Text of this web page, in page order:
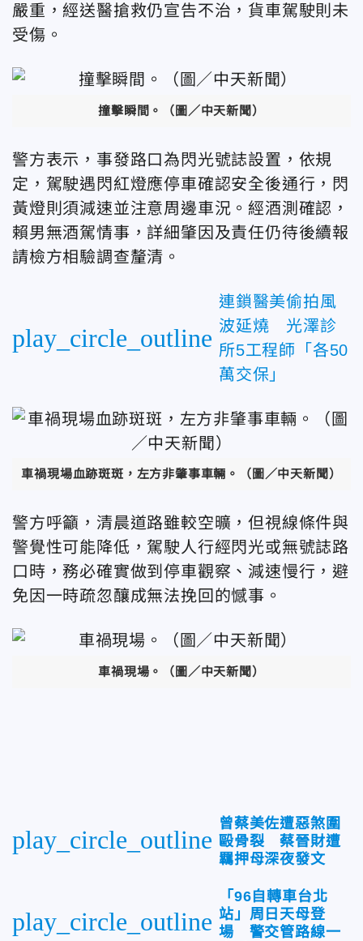
嚴重，經送醫搶救仍宣告不治，貨車駕駛則未
受傷。
撞擊瞬間。 （圖／中天新聞）
警方表示，事發路口為閃光號誌設置，依規
定，駕駛遇閃紅燈應停車確認安全後通行，閃
黃燈則須減速並注意周邊車況。經酒測確認，
賴男無酒駕情事，詳細肇因及責任仍待後續報
請檢方相驗調查釐清。
play_circle_outline
連鎖醫美偷拍風
波延燒 光澤診
所5工程師「各50
萬交保」
車禍現場血跡斑斑，左方非肇事車輛。 （圖／中天新聞）
警方呼籲，清晨道路雖較空曠，但視線條件與
警覺性可能降低，駕駛人行經閃光或無號誌路
口時，務必確實做到停車觀察、減速慢行，避
免因一時疏忽釀成無法挽回的憾事。
車禍現場。 （圖／中天新聞）
play_circle_outline
曾蔡美佐遭惡煞圍
毆骨裂 蔡晉財遭
羈押母深夜發文
play_circle_outline
「96自轉車台北
站」周日天母登
場 警交管路線一